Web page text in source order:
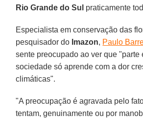
Rio Grande do Sul praticamente
Especialista em conservação das
pesquisador do Imazon, Paulo
sente preocupado ao ver que "parte
sociedade só aprende com a dor
climáticas".
"A preocupação é agravada pelo
tentam, genuinamente ou por